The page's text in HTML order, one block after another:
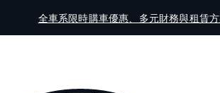
全車系限時購車優惠、多元財務與租賃